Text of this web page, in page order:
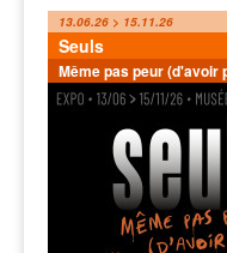
13.06.26 > 15.11.26
Seuls
Même pas peur (d'avoir